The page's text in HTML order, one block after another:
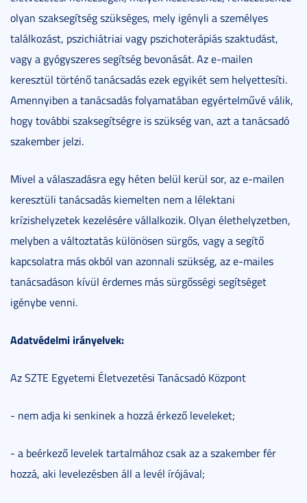
olyan szaksegítség szükséges, mely igényli a személyes
találkozást, pszichiátriai vagy pszichoterápiás szaktudást,
vagy a gyógyszeres segítség bevonását. Az e-mailen
keresztül történő tanácsadás ezek egyikét sem helyettesíti.
Amennyiben a tanácsadás folyamatában egyértelművé válik,
hogy további szaksegítségre is szükség van, azt a tanácsadó
szakember jelzi.
Mivel a válaszadásra egy héten belül kerül sor, az e-mailen
keresztüli tanácsadás kiemelten nem a lélektani
krízishelyzetek kezelésére vállalkozik. Olyan élethelyzetben,
melyben a változtatás különösen sürgős, vagy a segítő
kapcsolatra más okból van azonnali szükség, az e-mailes
tanácsadáson kívül érdemes más sürgősségi segítséget
igénybe venni.
Adatvédelmi irányelvek:
Az SZTE Egyetemi Életvezetési Tanácsadó Központ
- nem adja ki senkinek a hozzá érkező leveleket;
- a beérkező levelek tartalmához csak az a szakember fér
hozzá, aki levelezésben áll a levél írójával;